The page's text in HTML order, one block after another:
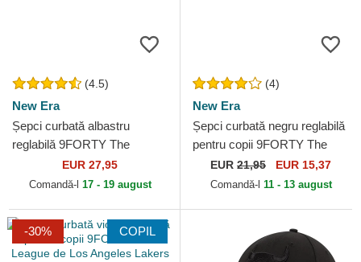
(4.5)
New Era
Șepci curbată albastru
reglabilă 9FORTY The
League de New York Knicks
NBA de New Era
EUR 27,95
Comandă-l 17 - 19 august
(4)
New Era
Șepci curbată negru reglabilă
pentru copii 9FORTY The
League de Chicago Bulls
NBA de New Era
EUR 21,95 EUR 15,37
Comandă-l 11 - 13 august
-30% COPIL